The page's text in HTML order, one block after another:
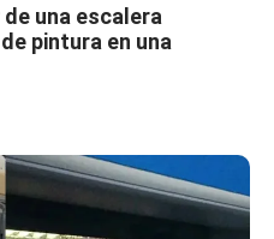
una escalera
pintura en una